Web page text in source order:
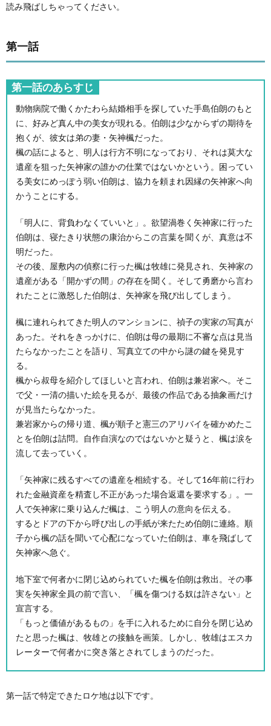
読み飛ばしちゃってください。
第一話
第一話のあらすじ
動物病院で働くかたわら結婚相手を探していた手島伯朗のもと
に、好みど真ん中の美女が現れる。伯朗は少なからずの期待を
抱くが、彼女は弟の妻・矢神楓だった。
楓の話によると、明人は行方不明になっており、それは莫大な
遺産を狙った矢神家の誰かの仕業ではないかという。困ってい
る美女にめっぽう弱い伯朗は、協力を頼まれ因縁の矢神家へ向
かうことにする。
「明人に、背負わなくていいと」。欲望渦巻く矢神家に行った
伯朗は、寝たきり状態の康治からこの言葉を聞くが、真意は不
明だった。
その後、屋敷内の偵察に行った楓は牧雄に発見され、矢神家の
遺産がある「開かずの間」の存在を聞く。そして勇磨から言わ
れたことに激怒した伯朗は、矢神家を飛び出してしまう。
楓に連れられてきた明人のマンションに、禎子の実家の写真が
あった。それをきっかけに、伯朗は母の最期に不審な点は見当
たらなかったことを語り、写真立ての中から謎の鍵を発見す
る。
楓から叔母を紹介してほしいと言われ、伯朗は兼岩家へ。そこ
で父・一清の描いた絵を見るが、最後の作品である抽象画だけ
が見当たらなかった。
兼岩家からの帰り道、楓が順子と憲三のアリバイを確かめたこ
とを伯朗は詰問。自作自演なのではないかと疑うと、楓は涙を
流して去っていく。
「矢神家に残るすべての遺産を相続する。そして16年前に行わ
れた金融資産を精査し不正があった場合返還を要求する」。一
人で矢神家に乗り込んだ楓は、こう明人の意向を伝える。
するとドアの下から呼び出しの手紙が来たため伯朗に連絡。順
子から楓の話を聞いて心配になっていた伯朗は、車を飛ばして
矢神家へ急ぐ。
地下室で何者かに閉じ込められていた楓を伯朗は救出。その事
実を矢神家全員の前で言い、「楓を傷つける奴は許さない」と
宣言する。
「もっと価値があるもの」を手に入れるために自分を閉じ込め
たと思った楓は、牧雄との接触を画策。しかし、牧雄はエスカ
レーターで何者かに突き落とされてしまうのだった。
第一話で特定できたロケ地は以下です。